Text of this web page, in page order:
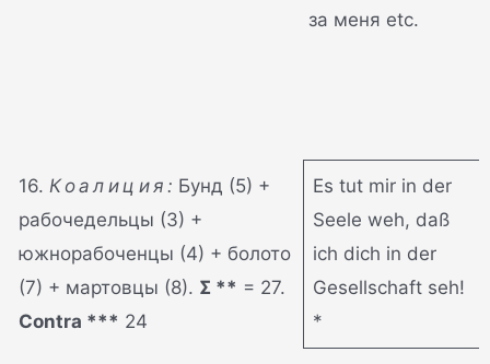
за меня etc.
16.Коалиция: Бунд (5) +
рабочедельцы (3) +
южнорабоченцы (4) + болото
(7) + мартовцы (8). Σ ** = 27.
Contra *** 24
Es tut mir in der
Seele weh, daß
ich dich in der
Gesellschaft seh!
*